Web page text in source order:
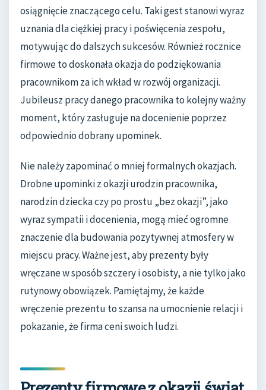
osiągnięcie znaczącego celu. Taki gest stanowi wyraz
uznania dla ciężkiej pracy i poświęcenia zespołu,
motywując do dalszych sukcesów. Również rocznice
firmowe to doskonała okazja do podziękowania
pracownikom za ich wkład w rozwój organizacji.
Jubileusz pracy danego pracownika to kolejny ważny
moment, który zasługuje na docenienie poprzez
odpowiednio dobrany upominek.
Nie należy zapominać o mniej formalnych okazjach.
Drobne upominki z okazji urodzin pracownika,
narodzin dziecka czy po prostu „bez okazji”, jako
wyraz sympatii i docenienia, mogą mieć ogromne
znaczenie dla budowania pozytywnej atmosfery w
miejscu pracy. Ważne jest, aby prezenty były
wręczane w sposób szczery i osobisty, a nie tylko jako
rutynowy obowiązek. Pamiętajmy, że każde
wręczenie prezentu to szansa na umocnienie relacji i
pokazanie, że firma ceni swoich ludzi.